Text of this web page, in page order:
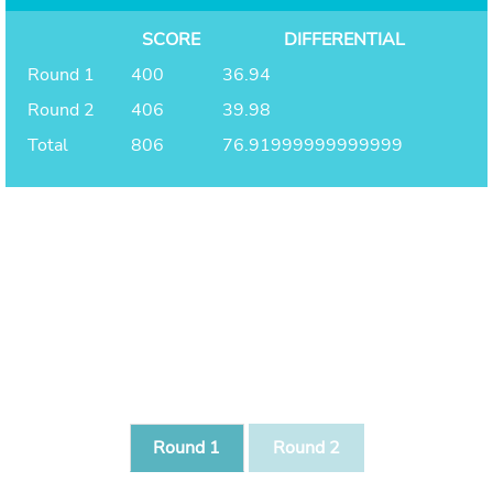
SCORE
DIFFERENTIAL
Round 1
400
36.94
Round 2
406
39.98
Total
806 76.91999999999999
Round 1 Round 2